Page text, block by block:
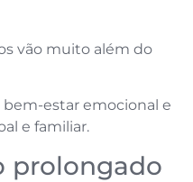
vão muito além do
estar emocional e
e familiar.
prolongado